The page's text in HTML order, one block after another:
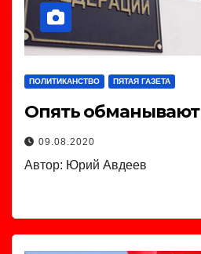
ПОЛИТИКАНСТВО ПЯТАЯ ГАЗЕТА
Опять обманывают
09.08.2020
Автор: Юрий Авдеев